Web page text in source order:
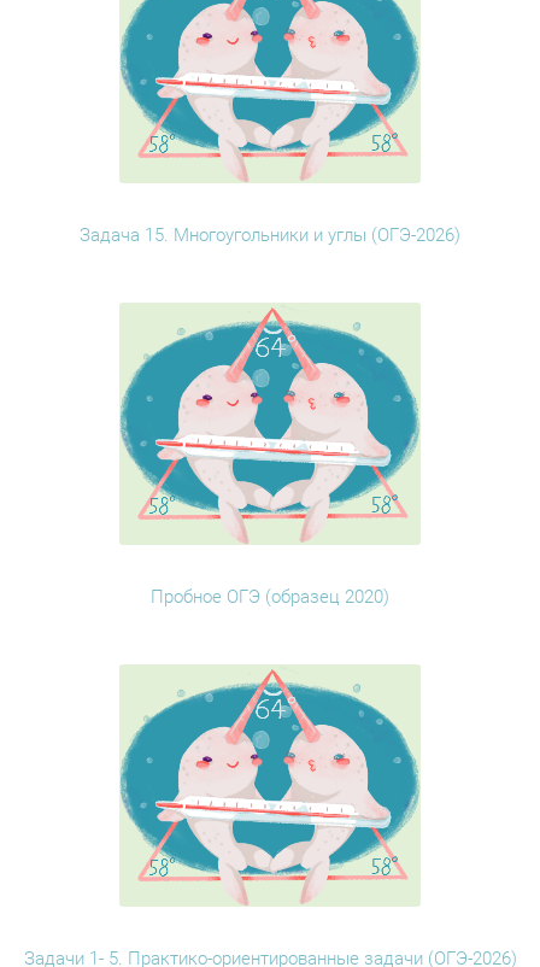
Задача 15. Многоугольники и углы (ОГЭ-2026)
Пробное ОГЭ (образец 2020)
Задачи 1- 5. Практико-ориентированные задачи (ОГЭ-2026)